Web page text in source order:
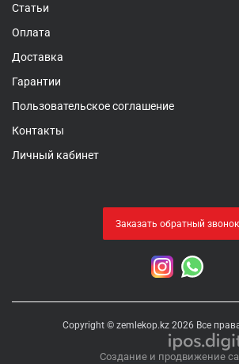
Статьи
Оплата
Доставка
Гарантии
Пользовательское соглашение
Контакты
Личный кабинет
Заказать обратный звонок
Copyright © zemlekop.kz 2026 Все
Создание и продвижение